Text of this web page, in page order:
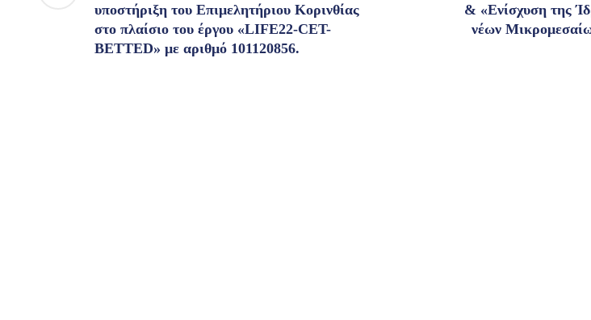
υποστήριξη του Επιμελητήριου Κορινθίας
στο πλαίσιο του έργου «LIFE22-CET-
BETTED» με αριθμό 101120856.
& «Ενίσχυση της
νέων